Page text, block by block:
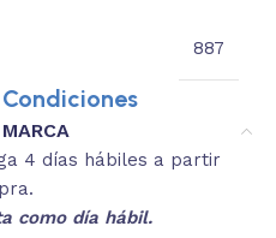
887
4 días hábiles a partir
como día hábil.